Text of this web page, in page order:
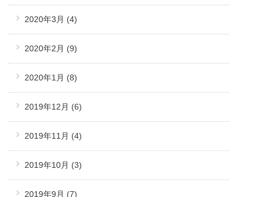
2020年3月 (4)
2020年2月 (9)
2020年1月 (8)
2019年12月 (6)
2019年11月 (4)
2019年10月 (3)
2019年9月 (7)